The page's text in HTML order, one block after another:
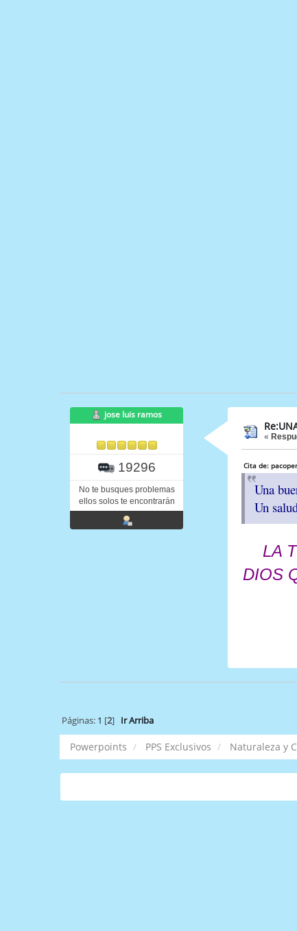
jose luis ramos
19296
No te busques problemas
ellos solos te encontrarán
«
Cita de:
Una
Un
LA
DIOS
Páginas: 1 [2] Ir Arriba
Powerpoints PPS Exclusivos Naturaleza y